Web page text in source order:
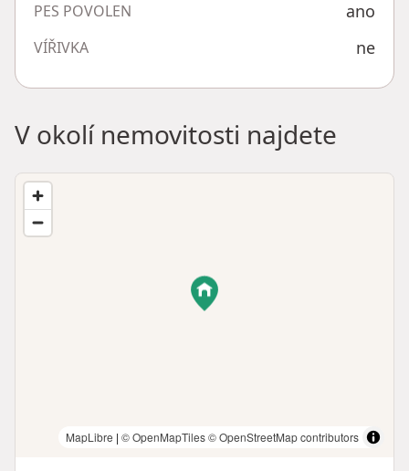
PES POVOLEN ano
VÍŘIVKA ne
V okolí nemovitosti najdete
MapLibre | © OpenMapTiles© OpenStreetMap contributors